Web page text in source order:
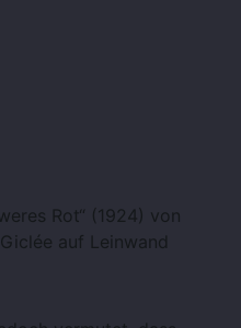
Rot“ (1924) von
auf Leinwand